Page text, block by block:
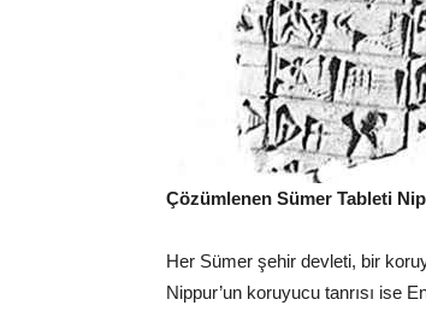
Çözümlenen Sümer Tableti
Her Sümer şehir devleti, bir
Nippur’un koruyucu tanrısı ise